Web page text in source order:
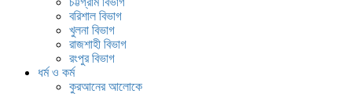
বরিশাল বিভাগ
খুলনা বিভাগ
রাজশাহী বিভাগ
রংপুর বিভাগ
ধর্ম ও কর্ম
কুরআনের আলোকে